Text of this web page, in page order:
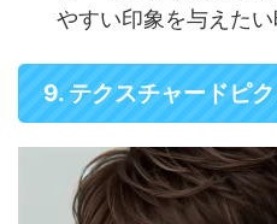
やすい印象を与えたい
9. テクスチャードピ